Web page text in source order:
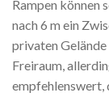
Rampen können
nach 6 m ein
privaten
Freiraum,
empfehlenswert,